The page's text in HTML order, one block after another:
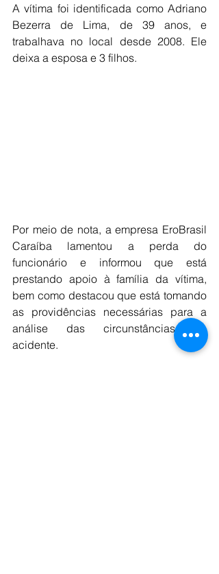
A vítima foi identificada como Adriano
Bezerra de Lima, de 39 anos, e
trabalhava no local desde 2008. Ele
deixa a esposa e 3 filhos.
Por meio de nota, a empresa EroBrasil
Caraíba lamentou a perda do
funcionário e informou que está
prestando apoio à família da vítima,
bem como destacou que está tomando
as providências necessárias para a
análise das circunstâncias do
acidente.